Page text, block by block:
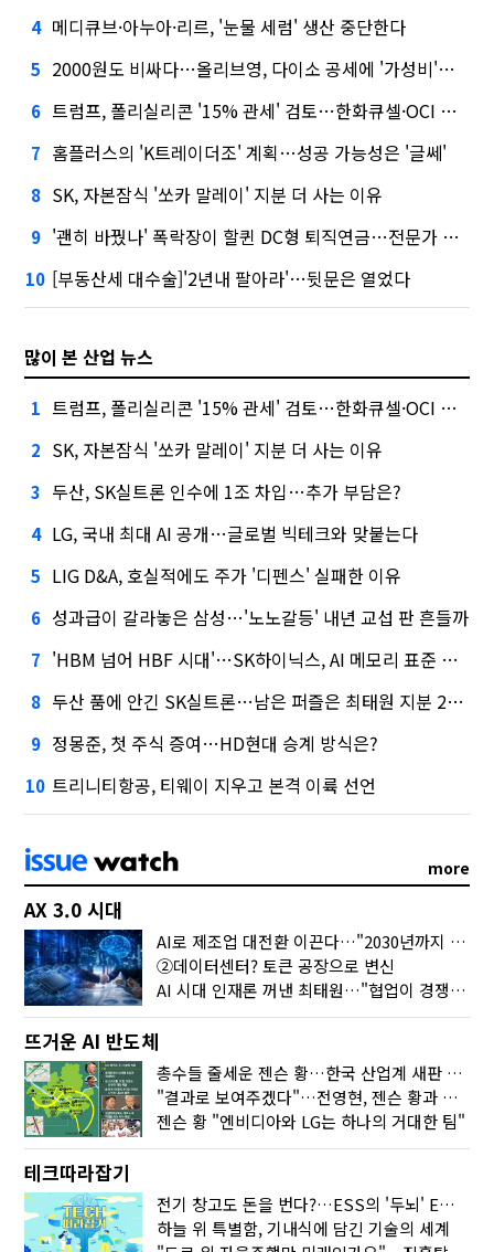
4 메디큐브·아누아·리르, '눈물 세럼' 생산 중단한다
5 2000원도 비싸다…올리브영, 다이소 공세에 '가성비'로 맞불
6 트럼프, 폴리실리콘 '15% 관세' 검토…한화큐셀·OCI 영향은?
7 홈플러스의 'K트레이더조' 계획…성공 가능성은 '글쎄'
8 SK, 자본잠식 '쏘카 말레이' 지분 더 사는 이유
9 '괜히 바꿨나' 폭락장이 할퀸 DC형 퇴직연금…전문가 조언은
10 [부동산세 대수술]'2년내 팔아라'…뒷문은 열었다
많이 본 산업 뉴스
1 트럼프, 폴리실리콘 '15% 관세' 검토…한화큐셀·OCI 영향은?
2 SK, 자본잠식 '쏘카 말레이' 지분 더 사는 이유
3 두산, SK실트론 인수에 1조 차입…추가 부담은?
4 LG, 국내 최대 AI 공개…글로벌 빅테크와 맞붙는다
5 LIG D&A, 호실적에도 주가 '디펜스' 실패한 이유
6 성과급이 갈라놓은 삼성…'노노갈등' 내년 교섭 판 흔들까
7 'HBM 넘어 HBF 시대'…SK하이닉스, AI 메모리 표준 선점 나섰다
8 두산 품에 안긴 SK실트론…남은 퍼즐은 최태원 지분 29.4%
9 정몽준, 첫 주식 증여…HD현대 승계 방식은?
10 트리니티항공, 티웨이 지우고 본격 이륙 선언
more
AX 3.0 시대
AI로 제조업 대전환 이끈다…"2030년까지 민관합동 20조 투자"
②데이터센터? 토큰 공장으로 변신
AI 시대 인재론 꺼낸 최태원…"협업이 경쟁력"
뜨거운 AI 반도체
총수들 줄세운 젠슨 황…한국 산업계 새판 짰다
"결과로 보여주겠다"…전영현, 젠슨 황과 HBM5 논의
젠슨 황 "엔비디아와 LG는 하나의 거대한 팀"
테크따라잡기
전기 창고도 돈을 번다?…ESS의 '두뇌' EMO가 뭐길래
하늘 위 특별함, 기내식에 담긴 기술의 세계